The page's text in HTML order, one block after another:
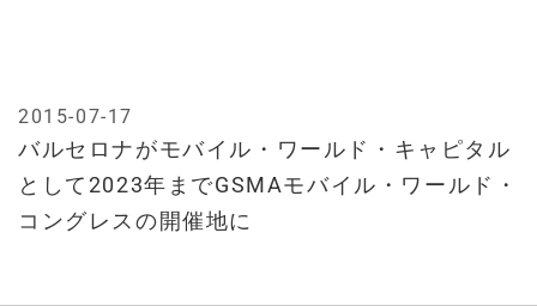
バルセロナがモバイル・ワールド・キャピタル
として2023年までGSMAモバイル・ワールド・
コングレスの開催地に
2015-07-17